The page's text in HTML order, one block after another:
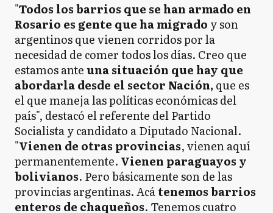
"Todos los barrios que se han armado en
Rosario es gente que ha migrado y son
argentinos que vienen corridos por la
necesidad de comer todos los días. Creo que
estamos anteuna situación que hay que
abordarla desde el sector Nación, que es
el que maneja las políticas económicas del
país", destacó el referente del Partido
Socialista y candidato a Diputado Nacional.
"Vienen de otras provincias, vienen aquí
permanentemente. Vienen paraguayos y
bolivianos. Pero básicamente son de las
provincias argentinas. Acátenemos barrios
enteros de chaqueños. Tenemos cuatro